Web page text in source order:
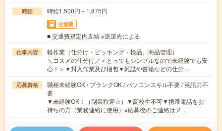
時給 時給1,500円～1,875円
交通費
■ 交通費規定内支給 ※派遣先による
仕事内容
軽作業（仕分け・ピッキング・検品、商品管理）
＼コスメの仕分け／＜とってもシンプルなので未経験でも安
心！＞▼封入作業及び梱包▼雑誌や書籍などの仕分…
応募資格
職種未経験OK / ブランクOK / パソコンスキル不要 / 英語力不
要
▼未経験OK！（副業歓迎☆）▼高校生不可▼携帯電話をお
持ちの方（業務連絡に使用）※応募後のご連絡はメ…